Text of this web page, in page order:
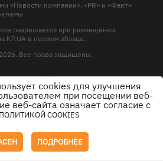
«Новости компании», «PR» и «Факт»
разрешается при размещении
KP.UA в первом абзаце.
Все права защищены.
Дизайн
cookies для улучшения
при посещении веб-
веб-сайта означает согласие с
ПОЛИТИКОЙ COOKIES
ПОДРОБНЕЕ